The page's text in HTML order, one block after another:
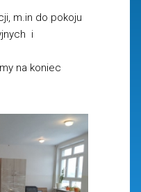
m.in do pokoju
i
na koniec